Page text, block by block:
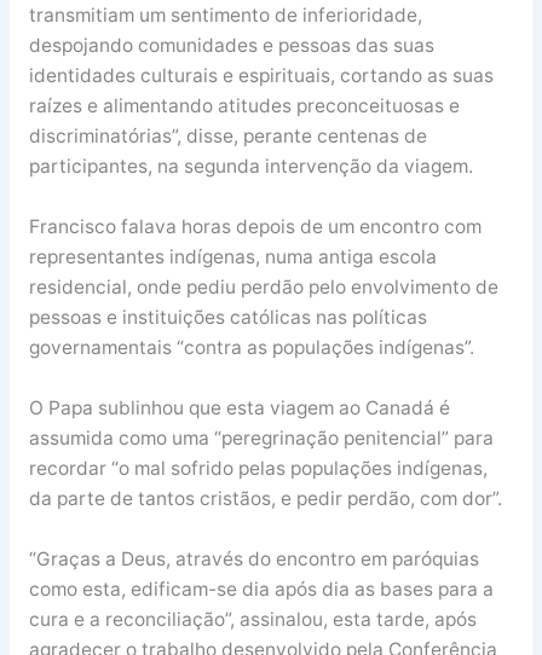
transmitiam um sentimento de inferioridade,
despojando comunidades e pessoas das suas
identidades culturais e espirituais, cortando as suas
raízes e alimentando atitudes preconceituosas e
discriminatórias”, disse, perante centenas de
participantes, na segunda intervenção da viagem.
Francisco falava horas depois de um encontro com
representantes indígenas, numa antiga escola
residencial, onde pediu perdão pelo envolvimento de
pessoas e instituições católicas nas políticas
governamentais “contra as populações indígenas”.
O Papa sublinhou que esta viagem ao Canadá é
assumida como uma “peregrinação penitencial” para
recordar “o mal sofrido pelas populações indígenas,
da parte de tantos cristãos, e pedir perdão, com dor”.
“Graças a Deus, através do encontro em paróquias
como esta, edificam-se dia após dia as bases para a
cura e a reconciliação”, assinalou, esta tarde, após
agradecer o trabalho desenvolvido pela Conferência